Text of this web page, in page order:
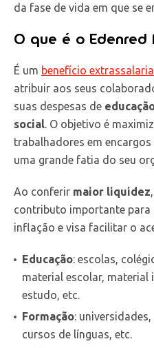
da fase de vida em que se
O que é o Edenred
É um benefício extrassalarial
atribuir aos seus
suas despesas de
social . O objetivo é
trabalhadores em
uma grande fatia do seu
Ao conferir maior liquidez
contributo importante para
inflação e visa facilitar o
Educação: escolas,
material escolar,
estudo, etc.
Formação:
cursos de línguas, etc.